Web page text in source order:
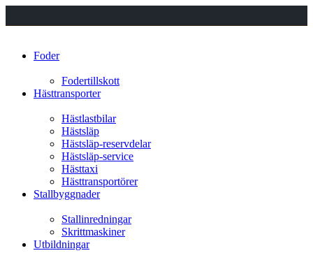
Foder
Fodertillskott
Hästtransporter
Hästlastbilar
Hästsläp
Hästsläp-reservdelar
Hästsläp-service
Hästtaxi
Hästtransportörer
Stallbyggnader
Stallinredningar
Skrittmaskiner
Utbildningar